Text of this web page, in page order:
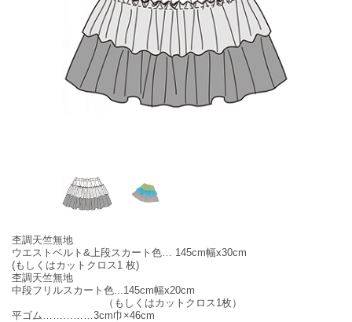
杢調天竺無地
ウエストベルト&上段スカート色… 145cm幅x30cm
(もしくはカットクロス1 枚)
杢調天竺無地
中段フリルスカート色...145cm幅x20cm
（もしくはカットクロス1枚）
平ゴム……………3cm巾×46cm